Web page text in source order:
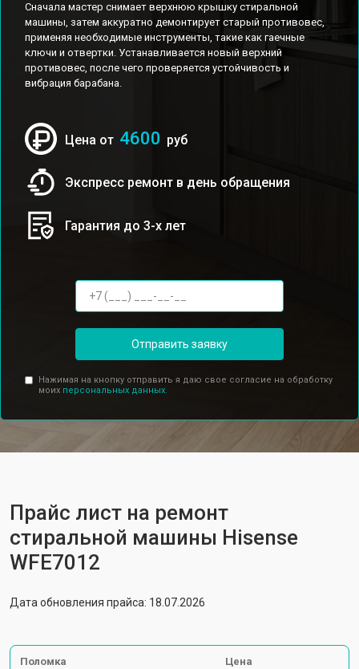
Сначала мастер снимает верхнюю крышку стиральной
машины, затем аккуратно демонтирует старый противовес,
применяя необходимые инструменты, такие как гаечные
ключи и отвертки. Устанавливается новый верхний
противовес, после чего проверяется устойчивость и
вибрация барабана.
Цена от 4600 руб
Экспресс ремонт в день обращения
Гарантия до 3-х лет
Отправить заявку
Нажимая на кнопку отправить я даю свое согласие на обработку
моих персональных данных.
Прайс лист на ремонт
стиральной машины Hisense
WFE7012
Дата обновления прайса: 18.07.2026
Поломка Цена